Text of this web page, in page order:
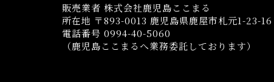
販売業者 株式会社鹿児島ここまる
所在地 〒893-0013 鹿児島県鹿屋市札元1-23-16
電話番号 0994-40-5060
（鹿児島ここまるへ業務委託しております）